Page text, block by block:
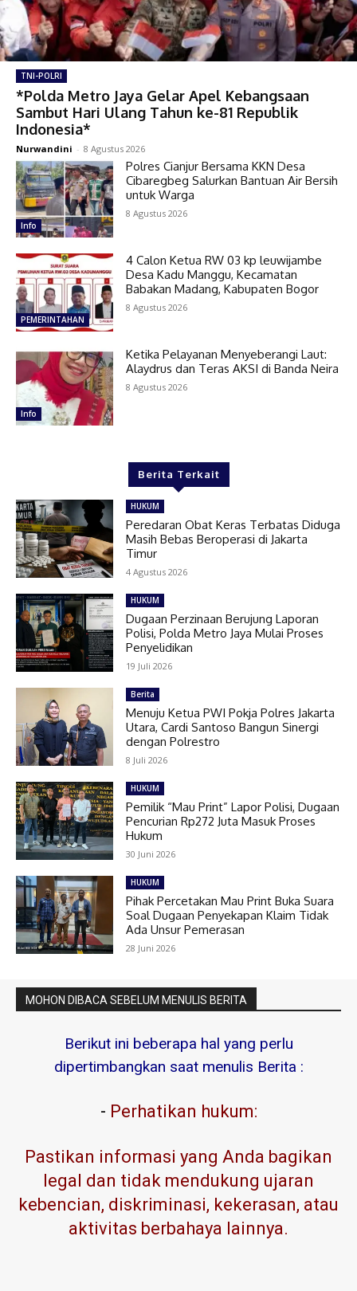
TNI-POLRI
*Polda Metro Jaya Gelar Apel Kebangsaan
Sambut Hari Ulang Tahun ke-81 Republik
Indonesia*
Nurwandini - 8 Agustus 2026
Info
Polres Cianjur Bersama KKN Desa
Cibaregbeg Salurkan Bantuan Air Bersih
untuk Warga
8 Agustus 2026
PEMERINTAHAN
4 Calon Ketua RW 03 kp leuwijambe
Desa Kadu Manggu, Kecamatan
Babakan Madang, Kabupaten Bogor
8 Agustus 2026
Info
Ketika Pelayanan Menyeberangi Laut:
Alaydrus dan Teras AKSI di Banda Neira
8 Agustus 2026
Berita Terkait
HUKUM
Peredaran Obat Keras Terbatas Diduga
Masih Bebas Beroperasi di Jakarta
Timur
4 Agustus 2026
HUKUM
Dugaan Perzinaan Berujung Laporan
Polisi, Polda Metro Jaya Mulai Proses
Penyelidikan
19 Juli 2026
Berita
Menuju Ketua PWI Pokja Polres Jakarta
Utara, Cardi Santoso Bangun Sinergi
dengan Polrestro
8 Juli 2026
HUKUM
Pemilik “Mau Print” Lapor Polisi, Dugaan
Pencurian Rp272 Juta Masuk Proses
Hukum
30 Juni 2026
HUKUM
Pihak Percetakan Mau Print Buka Suara
Soal Dugaan Penyekapan Klaim Tidak
Ada Unsur Pemerasan
28 Juni 2026
MOHON DIBACA SEBELUM MENULIS BERITA
Berikut ini beberapa hal yang perlu
dipertimbangkan saat menulis Berita :
- Perhatikan hukum:
Pastikan informasi yang Anda bagikan
legal dan tidak mendukung ujaran
kebencian, diskriminasi, kekerasan, atau
aktivitas berbahaya lainnya.